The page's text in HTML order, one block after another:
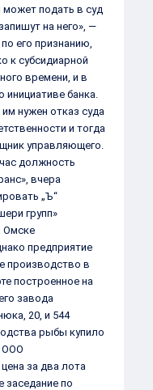
подать в суд
на него», —
его признанию,
к субсидиарной
времени, и в
банка.
нужен отказ суда
и тогда
управляющего.
должность
вчера
„Ъ“
групп»
Омске
предприятие
производство в
построенное на
завода
20, и 544
рыбы купило
ООО
за два лота
заседание по